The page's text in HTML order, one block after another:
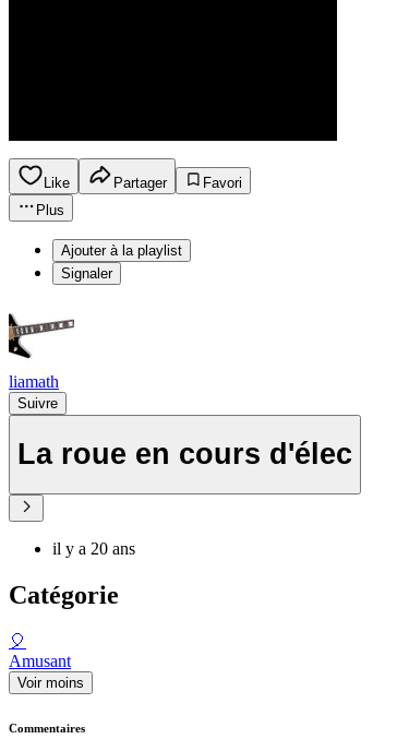
Like Partager
Favori
Plus
Ajouter à la playlist
Signaler
liamath
Suivre
La roue en cours d'élec
il y a 20 ans
Catégorie
🎈
Amusant
Voir moins
Commentaires